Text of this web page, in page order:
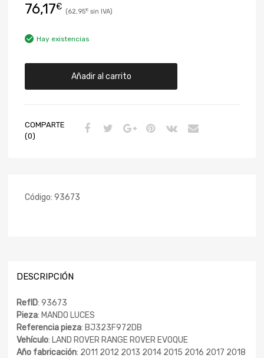
76,17€ 62,95€
Hay existencias
Añadir al carrito
COMPARTE
(0)
Código: 93673
DESCRIPCIÓN
RefID: 93673
Pieza: MANDO LUCES
Referencia pieza: BJ323F972DB
Vehículo: LAND ROVER RANGE ROVER EVOQUE
Año fabricación: 2011 2012 2013 2014 2015 2016 2017 2018